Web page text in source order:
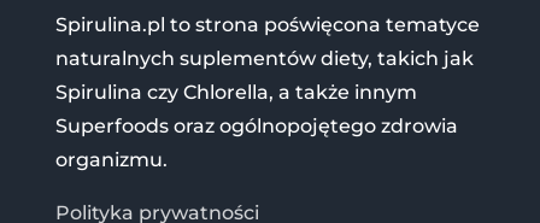
Spirulina.pl to strona poświęcona tematyce
naturalnych suplementów diety, takich jak
Spirulina czy Chlorella, a także innym
Superfoods oraz ogólnopojętego zdrowia
organizmu.
Polityka prywatności